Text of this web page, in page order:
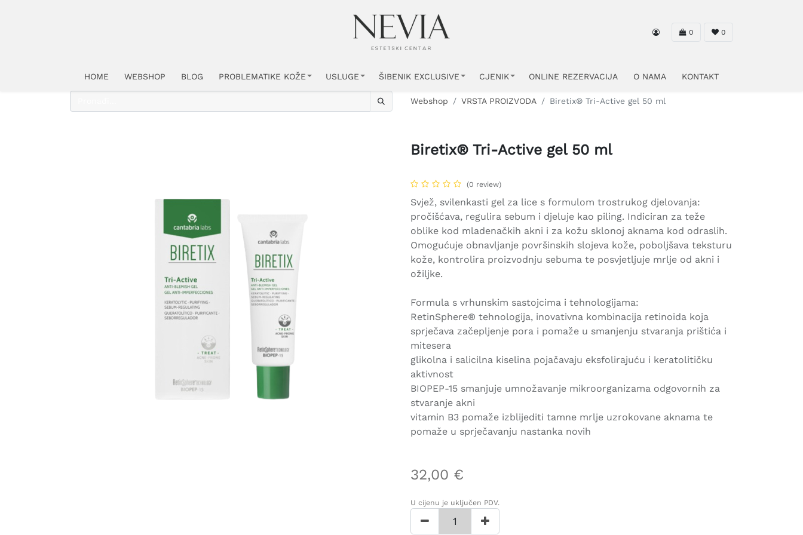
0 0
HOME WEBSHOP BLOG PROBLEMATIKE KOŽE USLUGE ŠIBENIK EXCLUSIVE CJENIK ONLINE REZERVACIJA O NAMA KONTAKT
Webshop VRSTA PROIZVODA Biretix® Tri-Active gel 50 ml
Biretix® Tri-Active gel 50 ml
(0 review)
Svjež, svilenkasti gel za lice s formulom trostrukog djelovanja:
pročišćava, regulira sebum i djeluje kao piling. Indiciran za teže
oblike kod mladenačkih akni i za kožu sklonoj aknama kod odraslih.
Omogućuje obnavljanje površinskih slojeva kože, poboljšava teksturu
kože, kontrolira proizvodnju sebuma te posvjetljuje mrlje od akni i
ožiljke.
Formula s vrhunskim sastojcima i tehnologijama:
RetinSphere® tehnologija, inovativna kombinacija retinoida koja
sprječava začepljenje pora i pomaže u smanjenju stvaranja prištića i
mitesera
glikolna i salicilna kiselina pojačavaju eksfolirajuću i keratolitičku
aktivnost
BIOPEP-15 smanjuje umnožavanje mikroorganizama odgovornih za
stvaranje akni
vitamin B3 pomaže izblijediti tamne mrlje uzrokovane aknama te
pomaže u sprječavanju nastanka novih
32,00 €
U cijenu je uključen PDV.